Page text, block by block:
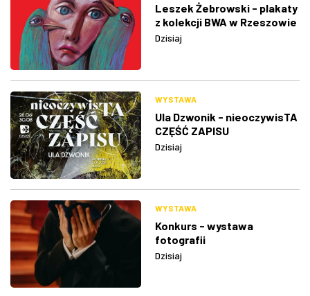
Leszek Żebrowski - plakaty
z kolekcji BWA w Rzeszowie
Dzisiaj
WYSTAWA
Ula Dzwonik - nieoczywisTA
CZĘŚĆ ZAPISU
Dzisiaj
WYSTAWA
Konkurs - wystawa
fotografii
Dzisiaj